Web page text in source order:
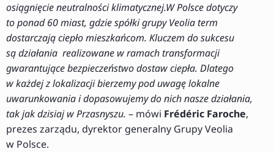
osiągnięcie neutralności klimatycznej.W Polsce dotyczy
to ponad 60 miast, gdzie spółki grupy Veolia term
dostarczają ciepło mieszkańcom. Kluczem do sukcesu
są działania realizowane w ramach transformacji
gwarantujące bezpieczeństwo dostaw ciepła. Dlatego
w każdej z lokalizacji bierzemy pod uwagę lokalne
uwarunkowania i dopasowujemy do nich nasze działania,
tak jak dzisiaj w Przasnyszu. – mówi Frédéric Faroche,
prezes zarządu, dyrektor generalny Grupy Veolia
w Polsce.